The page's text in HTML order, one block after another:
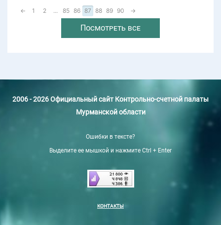
← 1 2 ... 85 86 87 88 89 90 →
Посмотреть все
2006 - 2026 Официальный сайт Контрольно-счетной палаты
Мурманской области
Ошибки в тексте?
Выделите ее мышкой и нажмите Ctrl + Enter
КОНТАКТЫ